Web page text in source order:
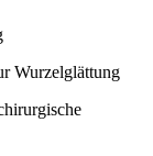
Wurzelglättung